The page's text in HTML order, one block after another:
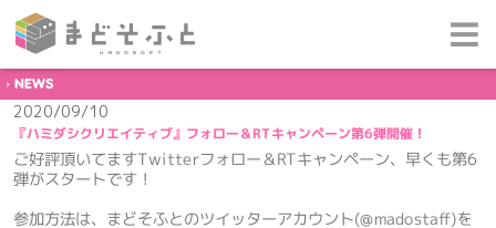
NEWS
2020/09/10
『ハミダシクリエイティブ』フォロー＆RTキャンペーン第6弾開催！
ご好評頂いてますTwitterフォロー＆RTキャンペーン、早くも第6
弾がスタートです！
参加方法は、まどそふとのツイッターアカウント(@madostaff)を